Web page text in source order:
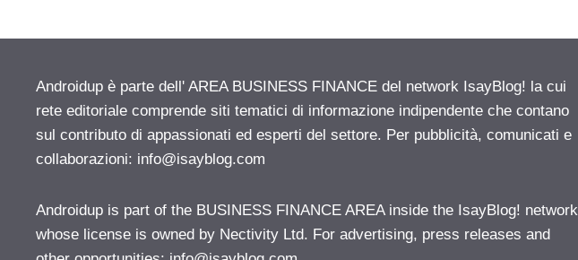
Androidup è parte dell' AREA BUSINESS FINANCE del network IsayBlog! la cui
rete editoriale comprende siti tematici di informazione indipendente che contano
sul contributo di appassionati ed esperti del settore. Per pubblicità, comunicati e
collaborazioni: info@isayblog.com
Androidup is part of the BUSINESS FINANCE AREA inside the IsayBlog! network
whose license is owned by Nectivity Ltd. For advertising, press releases and